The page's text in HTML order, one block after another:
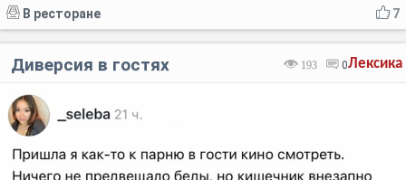
7
В ресторане
Лексика
193 0
Диверсия в гостях